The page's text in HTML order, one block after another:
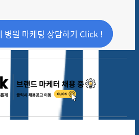
병원 마케팅 상담하기 Click !